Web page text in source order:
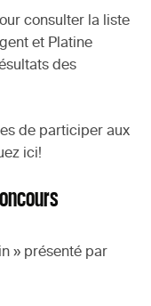
consulter la liste
et Platine
des
de participer aux
ici!
» présenté par